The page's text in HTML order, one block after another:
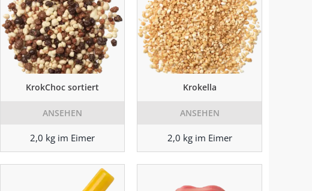
KrokChoc sortiert
ANSEHEN
2,0 kg im Eimer
Krokella
ANSEHEN
2,0 kg im Eimer